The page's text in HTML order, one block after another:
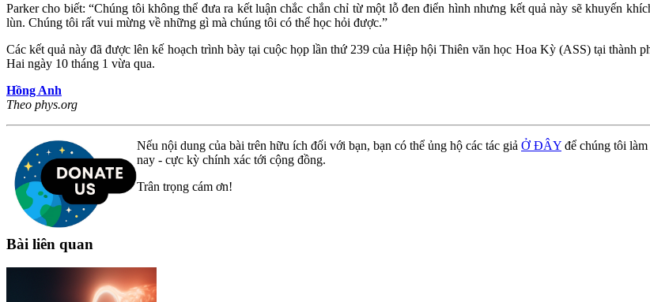
Parker cho biết: “Chúng tôi không thể đưa ra kết luận chắc chắn chỉ từ một lỗ đen điển hình nhưng kết quả này sẽ khuyến
lùn. Chúng tôi rất vui mừng về những gì mà chúng tôi có thể học hỏi được.”
Các kết quả này đã được lên kế hoạch trình bày tại cuộc họp lần thứ 239 của Hiệp hội Thiên văn học Hoa Kỳ (ASS) tại thành
Hai ngày 10 tháng 1 vừa qua.
Hồng Anh
Theo phys.org
Nếu nội dung của bài trên hữu ích đối với bạn, bạn có thể ủng hộ các tác giả Ở ĐÂY để chúng tôi
nay - cực kỳ chính xác tới cộng đồng.
Trân trọng cám ơn!
Bài liên quan